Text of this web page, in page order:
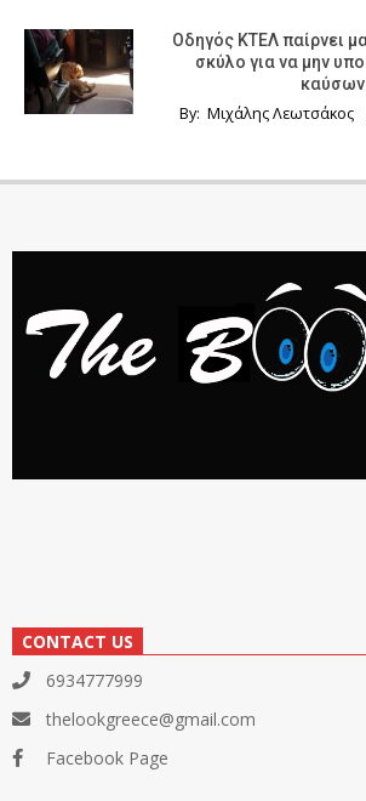
Οδηγός KTΕΛ παίρνει
σκύλο για να μην
By: Μιχάλης Λεωτσάκος
CONTACT US
6934777999
thelookgreece@gmail.com
Facebook Page